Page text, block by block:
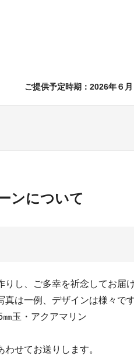
ご提供予定時期：2026年６月
ンについて
作りし、ご多幸を祈念して
は様々です
玉・アクアマリン
せてお送りします。